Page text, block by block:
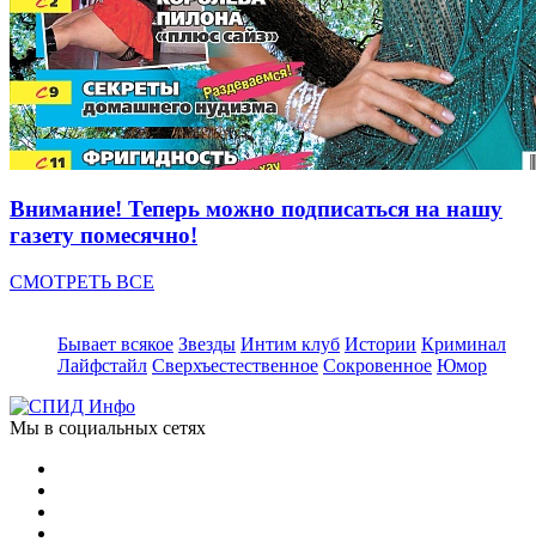
Внимание! Теперь можно подписаться на нашу
газету помесячно!
СМОТРЕТЬ ВСЕ
Бывает всякое Звезды Интим клуб Истории Криминал
Лайфстайл Сверхъестественное Сокровенное Юмор
Мы в социальных сетях